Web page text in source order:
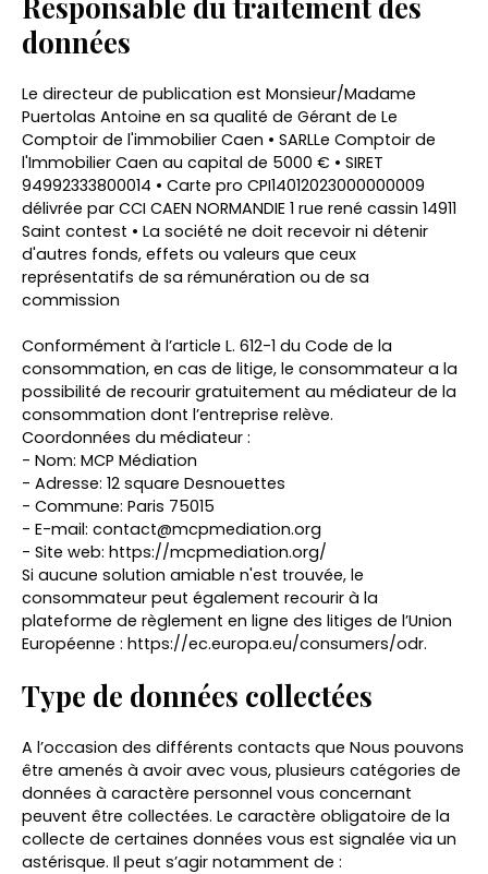
données
Le directeur de publication est Monsieur/Madame
Puertolas Antoine en sa qualité de Gérant de Le
Comptoir de l'immobilier Caen • SARLLe Comptoir de
l'Immobilier Caen au capital de 5000 € • SIRET
94992333800014 • Carte pro CPI14012023000000009
délivrée par CCI CAEN NORMANDIE 1 rue rené cassin 14911
Saint contest • La société ne doit recevoir ni détenir
d'autres fonds, effets ou valeurs que ceux
représentatifs de sa rémunération ou de sa
commission
Conformément à l’article L. 612-1 du Code de la
consommation, en cas de litige, le consommateur a la
possibilité de recourir gratuitement au médiateur de la
consommation dont l’entreprise relève.
Coordonnées du médiateur :
- Nom: MCP Médiation
- Adresse: 12 square Desnouettes
- Commune: Paris 75015
- E-mail: contact@mcpmediation.org
- Site web: https://mcpmediation.org/
Si aucune solution amiable n'est trouvée, le
consommateur peut également recourir à la
plateforme de règlement en ligne des litiges de l’Union
Européenne : https://ec.europa.eu/consumers/odr.
Type de données collectées
A l’occasion des différents contacts que Nous pouvons
être amenés à avoir avec vous, plusieurs catégories de
données à caractère personnel vous concernant
peuvent être collectées. Le caractère obligatoire de la
collecte de certaines données vous est signalée via un
astérisque. Il peut s’agir notamment de :